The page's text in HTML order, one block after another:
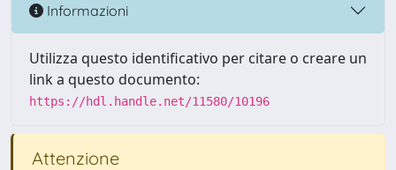
Informazioni
Utilizza questo identificativo per citare o creare un
link a questo documento:
https://hdl.handle.net/11580/10196
Attenzione